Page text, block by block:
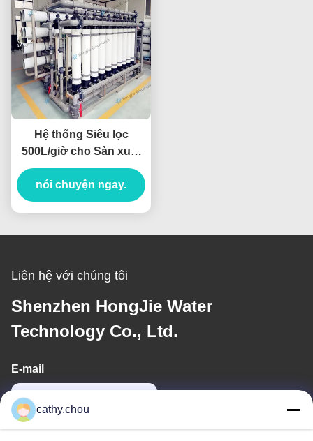
Hệ thống Siêu lọc
500L/giờ cho Sản xuất
Dược phẩm
nói chuyện ngay.
Liên hệ với chúng tôi
Shenzhen HongJie Water
Technology Co., Ltd.
E-mail
cathy.chou